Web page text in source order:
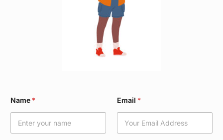
Name * Email *